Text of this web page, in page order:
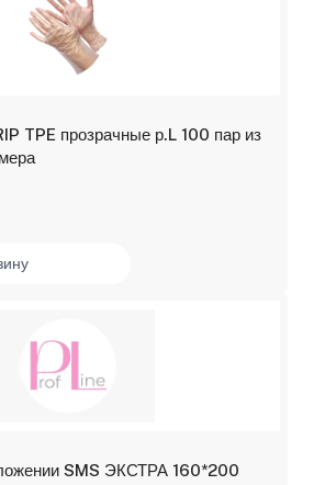
TPE прозрачные р.L 100 пар из
SMS ЭКСТРА 160*200